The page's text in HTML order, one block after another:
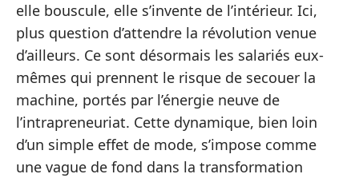
elle bouscule, elle s’invente de l’intérieur. Ici,
plus question d’attendre la révolution venue
d’ailleurs. Ce sont désormais les salariés eux-
mêmes qui prennent le risque de secouer la
machine, portés par l’énergie neuve de
l’intrapreneuriat. Cette dynamique, bien loin
d’un simple effet de mode, s’impose comme
une vague de fond dans la transformation